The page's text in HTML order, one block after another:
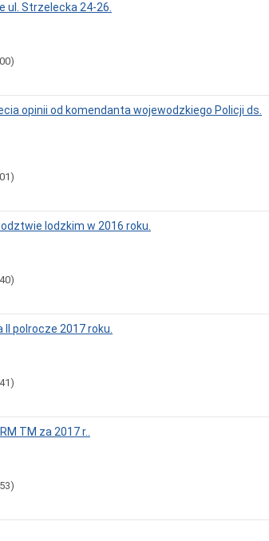
ul. Strzelecka 24-26.
opinii od komendanta wojewodzkiego Policji ds.
lodzkim w 2016 roku.
polrocze 2017 roku.
TM za 2017 r..